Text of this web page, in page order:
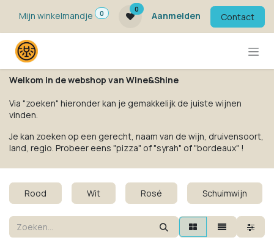
Mijn winkelmandje
0
0
Aanmelden Contact
Welkom in de webshop van Wine&Shine
Via "zoeken" hieronder kan je gemakkelijk de juiste wijnen
vinden.
Je kan zoeken op een gerecht, naam van de wijn, druivensoort,
land, regio. Probeer eens "pizza" of "syrah" of "bordeaux" !
Rood Wit Rosé Schuimwijn